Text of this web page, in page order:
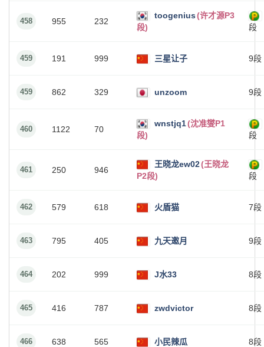
458 955 232
toogenius(许才源P3
段)
段
459 191 999 三星让子 9段
459 862 329 unzoom 9段
460 1122 70
wnstjq1(沈准燮P1
段)
段
461 250 946
王晓龙ew02(王晓龙
P2段)
段
462 579 618 火盾猫 7段
463 795 405 九天邀月 9段
464 202 999 J水33 8段
465 416 787 zwdvictor 8段
466 638 565 小民辣瓜 8段